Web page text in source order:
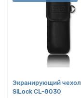
Экранирующий чехол
SiLock CL-8030